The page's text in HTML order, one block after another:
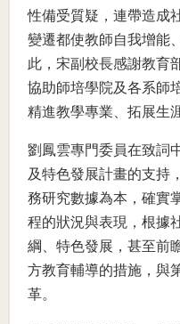
性備受質疑，連帶造成
變遷都使教師自我增能
此，宋副校長感謝教育
協助師培學院及各系師
精進教學專業、拓展生
劉鳳雲專門委員在致詞
及特色發展計畫的支持
務研究數據為本，確實
程的狀況與表現，根據
綱、特色發展，甚至前
方教育輔導的措施，與
革。